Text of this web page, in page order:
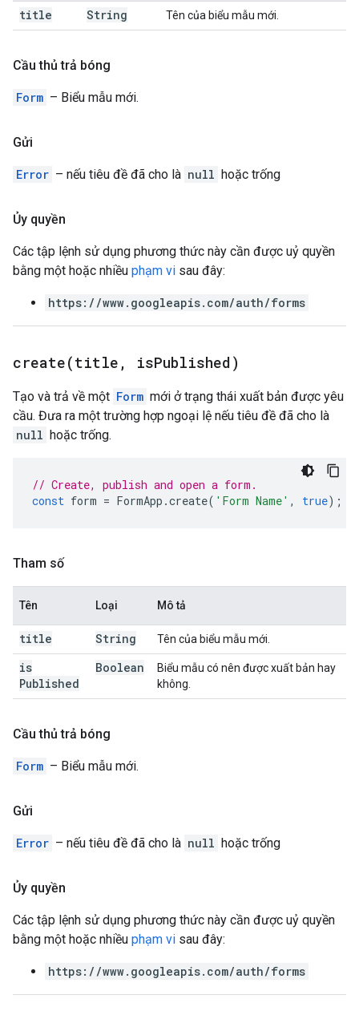
title String Tên của biểu mẫu mới.
Cầu thủ trả bóng
Form – Biểu mẫu mới.
Gửi
Error – nếu tiêu đề đã cho là null hoặc trống
Ủy quyền
Các tập lệnh sử dụng phương thức này cần được uỷ quyền
bằng một hoặc nhiều phạm vi sau đây:
https://www.googleapis.com/auth/forms
create(title , isPublished)
Tạo và trả về một Form mới ở trạng thái xuất bản được yêu
cầu. Đưa ra một trường hợp ngoại lệ nếu tiêu đề đã cho là
null hoặc trống.
// Create, publish and open a form.
const form = FormApp .create( 'Form Name' , true);
Tham số
Tên Loại Mô tả
title String Tên của biểu mẫu mới.
is
Published
Boolean
Biểu mẫu có nên được xuất bản hay
không.
Cầu thủ trả bóng
Form – Biểu mẫu mới.
Gửi
Error – nếu tiêu đề đã cho là null hoặc trống
Ủy quyền
Các tập lệnh sử dụng phương thức này cần được uỷ quyền
bằng một hoặc nhiều phạm vi sau đây:
https://www.googleapis.com/auth/forms